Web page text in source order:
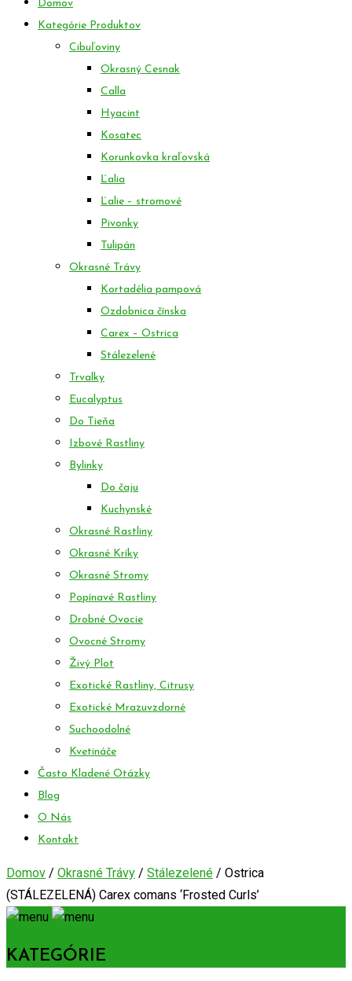
Domov
Kategórie Produktov
Cibuľoviny
Okrasný Cesnak
Calla
Hyacint
Kosatec
Korunkovka kraľovská
Ľalia
Ľalie – stromové
Pivonky
Tulipán
Okrasné Trávy
Kortadélia pampová
Ozdobnica čínska
Carex – Ostrica
Stálezelené
Trvalky
Eucalyptus
Do Tieňa
Izbové Rastliny
Bylinky
Do čaju
Kuchynské
Okrasné Rastliny
Okrasné Kríky
Okrasné Stromy
Popínavé Rastliny
Drobné Ovocie
Ovocné Stromy
Živý Plot
Exotické Rastliny, Citrusy
Exotické Mrazuvzdorné
Suchoodolné
Kvetináče
Často Kladené Otázky
Blog
O Nás
Kontakt
Domov / Okrasné Trávy / Stálezelené / Ostrica
(STÁLEZELENÁ) Carex comans ‘Frosted Curls’
KATEGÓRIE